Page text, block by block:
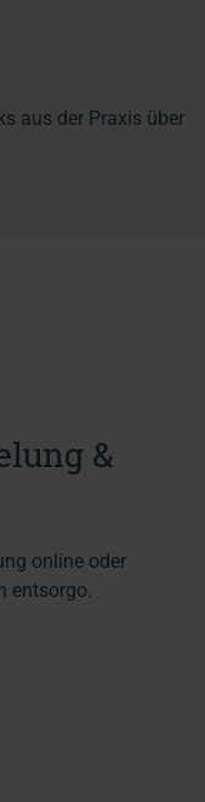
aus der Praxis über
&
online oder
entsorgo.